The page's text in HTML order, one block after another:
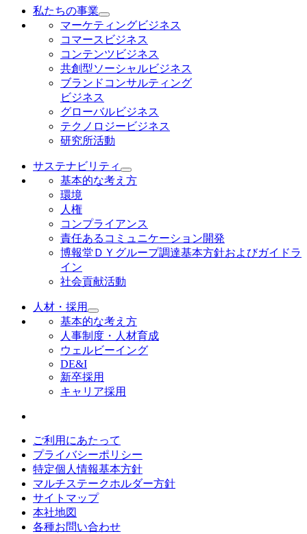
私たちの事業
マーケティングビジネス
コマースビジネス
コンテンツビジネス
共創型ソーシャルビジネス
ブランドコンサルティング
ビジネス
グローバルビジネス
テクノロジービジネス
研究所活動
サステナビリティ
基本的な考え方
環境
人権
コンプライアンス
責任あるコミュニケーション開発
博報堂ＤＹグループ調達基本方針およびガイドラ
イン
社会貢献活動
人材・採用
基本的な考え方
人事制度・人材育成
ウェルビーイング
DE&I
新卒採用
キャリア採用
ご利用にあたって
プライバシーポリシー
特定個人情報基本方針
マルチステークホルダー方針
サイトマップ
本社地図
各種お問い合わせ